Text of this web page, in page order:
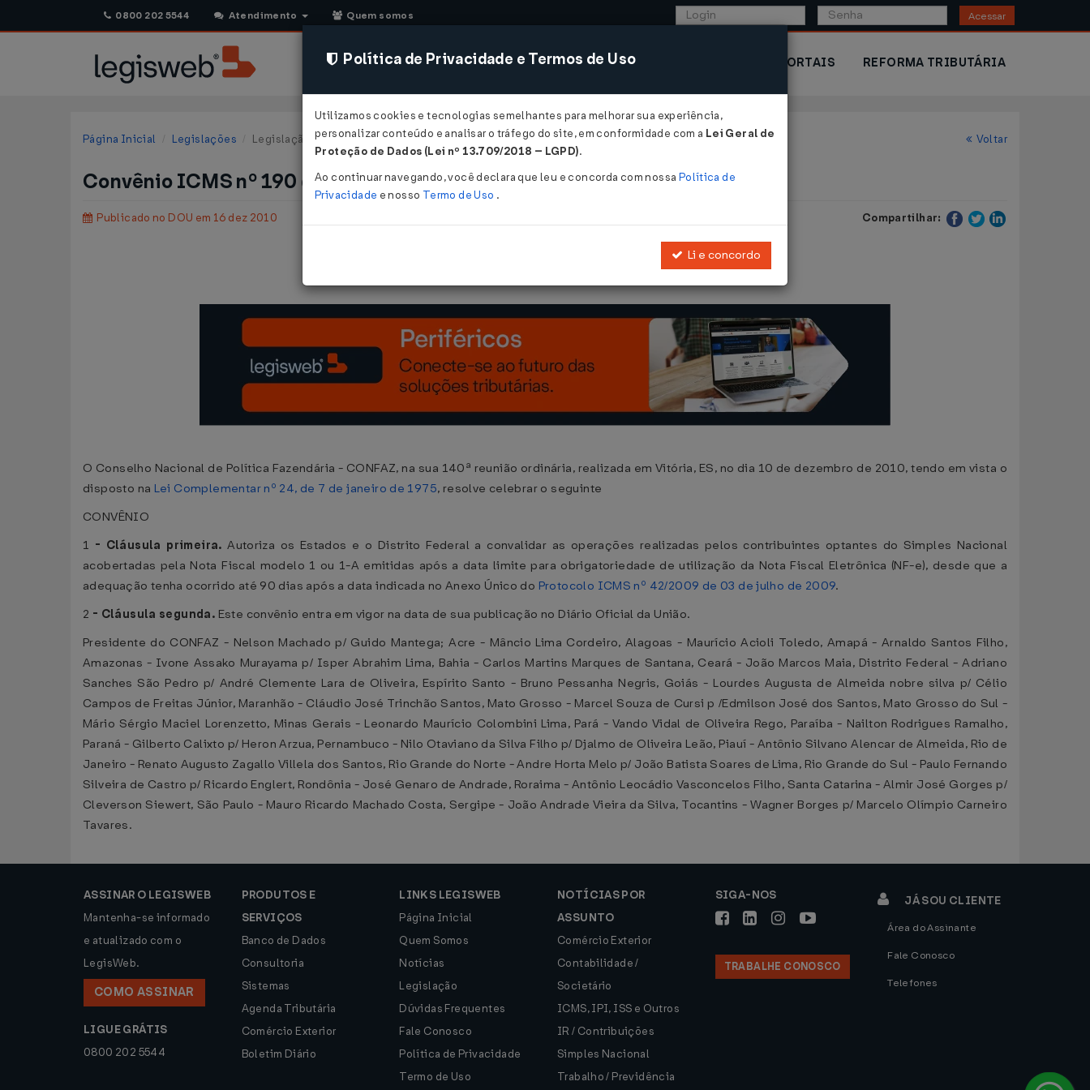
0800 202 5544 Atendimento Quem somos Acessar
CONSULTORIA SISTEMAS COMÉRCIO EXTERIOR PORTAIS REFORMA TRIBUTÁRIA
Página Inicial Legislações Legislação Federal Voltar
Convênio ICMS nº 190 de 10/12/2010
Publicado no DOU em 16 dez 2010 Compartilhar:
Convalida operações realizadas por empresas optantes do Simples Nacional.
O Conselho Nacional de Política Fazendária - CONFAZ, na sua 140ª reunião ordinária, realizada em Vitória, ES, no dia 10 de dezembro de 2010, tendo em vista o
disposto na Lei Complementar nº 24, de 7 de janeiro de 1975, resolve celebrar o seguinte
CONVÊNIO
1 - Cláusula primeira.Autoriza os Estados e o Distrito Federal a convalidar as operações realizadas pelos contribuintes optantes do Simples Nacional
acobertadas pela Nota Fiscal modelo 1 ou 1-A emitidas após a data limite para obrigatoriedade de utilização da Nota Fiscal Eletrônica (NF-e), desde que a
adequação tenha ocorrido até 90 dias após a data indicada no Anexo Único do Protocolo ICMS nº 42/2009 de 03 de julho de 2009.
2 - Cláusula segunda. Este convênio entra em vigor na data de sua publicação no Diário Oficial da União.
Presidente do CONFAZ - Nelson Machado p/ Guido Mantega; Acre - Mâncio Lima Cordeiro, Alagoas - Maurício Acioli Toledo, Amapá - Arnaldo Santos Filho,
Amazonas - Ivone Assako Murayama p/ Isper Abrahim Lima, Bahia - Carlos Martins Marques de Santana, Ceará - João Marcos Maia, Distrito Federal - Adriano
Sanches São Pedro p/ André Clemente Lara de Oliveira, Espírito Santo - Bruno Pessanha Negris, Goiás - Lourdes Augusta de Almeida nobre silva p/ Célio
Campos de Freitas Júnior, Maranhão - Cláudio José Trinchão Santos, Mato Grosso - Marcel Souza de Cursi p /Edmilson José dos Santos, Mato Grosso do Sul -
Mário Sérgio Maciel Lorenzetto, Minas Gerais - Leonardo Maurício Colombini Lima, Pará - Vando Vidal de Oliveira Rego, Paraíba - Nailton Rodrigues Ramalho,
Paraná - Gilberto Calixto p/ Heron Arzua, Pernambuco - Nilo Otaviano da Silva Filho p/ Djalmo de Oliveira Leão, Piauí - Antônio Silvano Alencar de Almeida, Rio de
Janeiro - Renato Augusto Zagallo Villela dos Santos, Rio Grande do Norte - Andre Horta Melo p/ João Batista Soares de Lima, Rio Grande do Sul - Paulo Fernando
Silveira de Castro p/ Ricardo Englert, Rondônia - José Genaro de Andrade, Roraima - Antônio Leocádio Vasconcelos Filho, Santa Catarina - Almir José Gorges p/
Cleverson Siewert, São Paulo - Mauro Ricardo Machado Costa, Sergipe - João Andrade Vieira da Silva, Tocantins - Wagner Borges p/ Marcelo Olímpio Carneiro
Tavares.
ASSINAR O LEGISWEB
Mantenha-se informado
e atualizado com o
LegisWeb.
COMO ASSINAR
LIGUE GRÁTIS
0800 202 5544
PRODUTOS E
SERVIÇOS
Banco de Dados
Consultoria
Sistemas
Agenda Tributária
Comércio Exterior
Boletim Diário
LINKS LEGISWEB
Página Inicial
Quem Somos
Notícias
Legislação
Dúvidas Frequentes
Fale Conosco
Política de Privacidade
Termo de Uso
NOTÍCIAS POR
ASSUNTO
Comércio Exterior
Contabilidade /
Societário
ICMS, IPI, ISS e Outros
IR / Contribuições
Simples Nacional
Trabalho / Previdência
SIGA-NOS
TRABALHE CONOSCO
JÁ SOU CLIENTE
Área do Assinante
Fale Conosco
Telefones
Política de Privacidade e Termos de Uso
Utilizamos cookies e tecnologias semelhantes para melhorar sua experiência,
personalizar conteúdo e analisar o tráfego do site, em conformidade com a Lei Geral de
Proteção de Dados (Lei nº 13.709/2018 – LGPD).
Ao continuar navegando, você declara que leu e concorda com nossa Política de
Privacidade e nosso Termo de Uso .
Li e concordo